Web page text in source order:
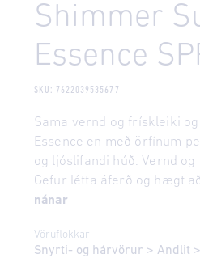
Shimmer
Essence
SKU: 7622039535677
Sama vernd og frískleiki
Essence en með örfínum
og ljóslifandi húð. Vernd
Gefur létta áferð og hægt
nánar
Vöruflokkar
Snyrti- og hárvörur > Andlit >